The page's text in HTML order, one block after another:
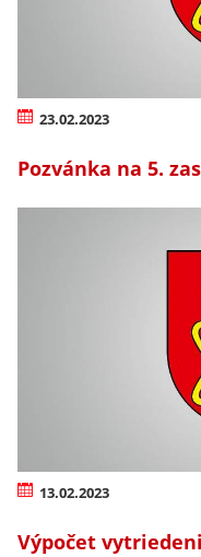
23.02.2023
Pozvánka na 5.
13.02.2023
Výpočet